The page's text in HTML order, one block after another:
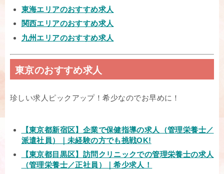
東海エリアのおすすめ求人
関西エリアのおすすめ求人
九州エリアのおすすめ求人
東京のおすすめ求人
珍しい求人ピックアップ！希少なのでお早めに！
【東京都新宿区】企業で保健指導の求人（管理栄養士／
派遣社員）｜未経験の方でも挑戦OK!
【東京都目黒区】訪問クリニックでの管理栄養士の求人
（管理栄養士／正社員）｜希少求人！